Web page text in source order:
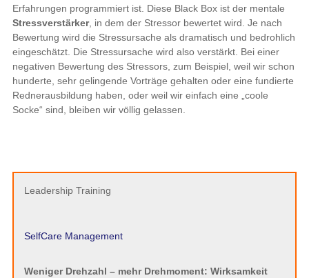
Erfahrungen programmiert ist. Diese Black Box ist der mentale
Stressverstärker, in dem der Stressor bewertet wird. Je nach
Bewertung wird die Stressursache als dramatisch und bedrohlich
eingeschätzt. Die Stressursache wird also verstärkt. Bei einer
negativen Bewertung des Stressors, zum Beispiel, weil wir schon
hunderte, sehr gelingende Vorträge gehalten oder eine fundierte
Rednerausbildung haben, oder weil wir einfach eine „coole
Socke“ sind, bleiben wir völlig gelassen.
Leadership Training
SelfCare Management
Weniger Drehzahl – mehr Drehmoment: Wirksamkeit